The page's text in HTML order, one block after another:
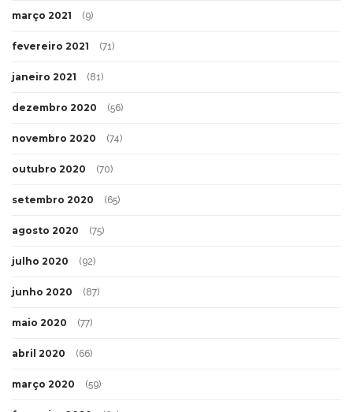
março 2021 (9)
fevereiro 2021 (71)
janeiro 2021 (81)
dezembro 2020 (56)
novembro 2020 (74)
outubro 2020 (70)
setembro 2020 (65)
agosto 2020 (75)
julho 2020 (92)
junho 2020 (87)
maio 2020 (77)
abril 2020 (66)
março 2020 (59)